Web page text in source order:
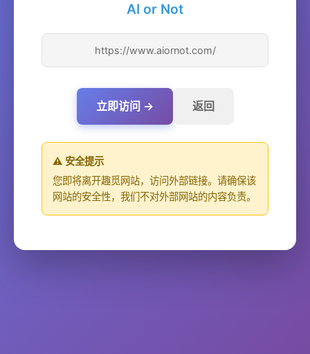
AI or Not
https://www.aiornot.com/
立即访问 → 返回
⚠️ 安全提示
您即将离开趣觅网站，访问外部链接。请确保该
网站的安全性，我们不对外部网站的内容负责。